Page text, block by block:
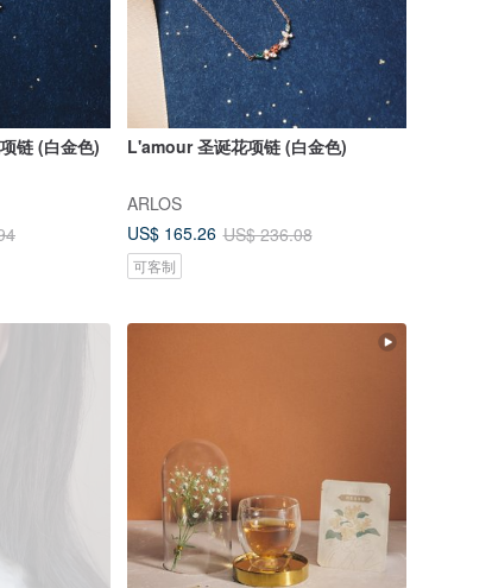
链 (白金色) L'amour 圣诞花项链 (白金色)
ARLOS
US$ 165.26 US$ 236.08
可客制